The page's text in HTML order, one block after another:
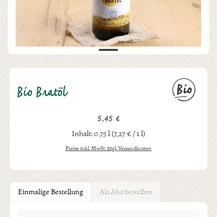
Bio Bratöl
Regulärer Preis:
5,45 €
Inhalt:0.75 l(7,27 € / 1 l)
Preise inkl. MwSt. zzgl. Versandkosten
Einmalige Bestellung Als Abo bestellen